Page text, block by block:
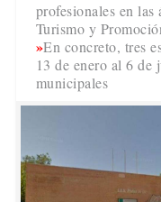
profesionales en
Turismo y
En concreto, tres
13 de enero al 6 de
municipales